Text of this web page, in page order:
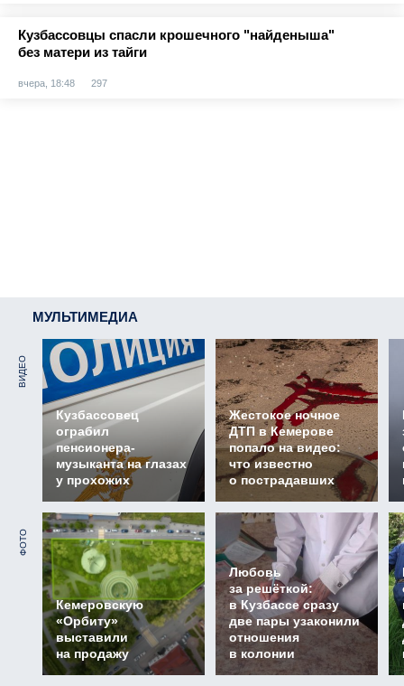
Кузбассовцы спасли крошечного "найденыша"
без матери из тайги
вчера, 18:48 297
МУЛЬТИМЕДИА
ВИДЕО
Кузбассовец
ограбил
пенсионера-
музыканта на глазах
у прохожих
Жестокое ночное
ДТП в Кемерове
попало на видео:
что известно
о пострадавших
ФОТО
Кемеровскую
«Орбиту»
выставили
на продажу
Любовь
за решёткой:
в Кузбассе сразу
две пары узаконили
отношения
в колонии